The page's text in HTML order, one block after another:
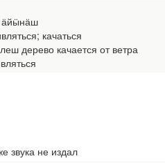
ӓйӹнӓш
качаться
дерево качается от ветра
звука не издал